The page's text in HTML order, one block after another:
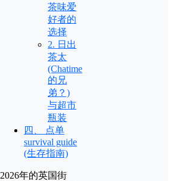
茶味爱
好者的
选择
2. 日出
茶太
(Chatime
的兄
弟？)
与超市
瓶装
四、 点单
survival guide
(生存指南)
2026年的英国街